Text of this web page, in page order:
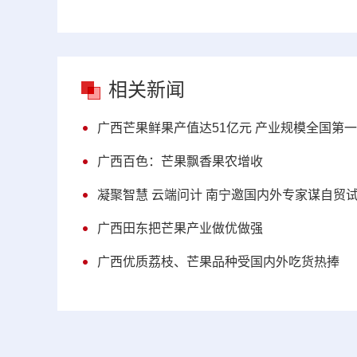
相关新闻
广西芒果鲜果产值达51亿元 产业规模全国第一
广西百色：芒果飘香果农增收
凝聚智慧 云端问计 南宁邀国内外专家谋自贸
广西田东把芒果产业做优做强
广西优质荔枝、芒果品种受国内外吃货热捧